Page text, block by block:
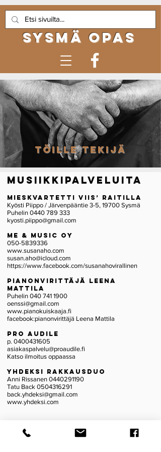
sysmä opas
Töille Tekijä
MUSIIKKIPALVELUITA
Mieskvartetti Viis’ Raitilla
Kyösti Piippo / Järvenpääntie 3-5, 19700 Sysmä
Puhelin 0440 789 333
kyosti.piippo@gmail.com
Me & Music Oy
050-5839336
www.susanaho.com
susan.aho@icloud.com
https://www.facebook.com/susanahovirallinen
Pianonvirittäjä Leena
Mattila
Puhelin 040 741 1900
oenssi@gmail.com
www.pianokuiskaaja.fi
facebook:pianonvirittäjä Leena Mattila
pro audile
p. 0400431605
asiakaspalvelu@proaudile.fi
Katso ilmoitus oppaassa
YHDEKSI RAKKAUSDUO
Anni Rissanen 0440291190
Tatu Back 0504316291
back.yhdeksi@gmail.com
www.yhdeksi.com